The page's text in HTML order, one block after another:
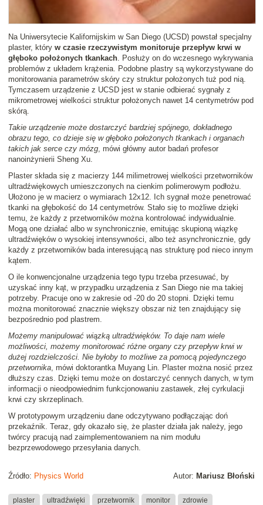
Na Uniwersytecie Kalifornijskim w San Diego (UCSD) powstał specjalny
plaster, który w czasie rzeczywistym monitoruje przepływ krwi w
głęboko położonych tkankach. Posłuży on do wczesnego wykrywania
problemów z układem krążenia. Podobne plastry są wykorzystywane do
monitorowania parametrów skóry czy struktur położonych tuż pod nią.
Tymczasem urządzenie z UCSD jest w stanie odbierać sygnały z
mikrometrowej wielkości struktur położonych nawet 14 centymetrów pod
skórą.
Takie urządzenie może dostarczyć bardziej spójnego, dokładnego
obrazu tego, co dzieje się w głęboko położonych tkankach i organach
takich jak serce czy mózg, mówi główny autor badań profesor
nanoinżynierii Sheng Xu.
Plaster składa się z macierzy 144 milimetrowej wielkości przetworników
ultradźwiękowych umieszczonych na cienkim polimerowym podłożu.
Ułożono je w macierz o wymiarach 12x12. Ich sygnał może penetrować
tkanki na głębokość do 14 centymetrów. Stało się to możliwe dzięki
temu, że każdy z przetworników można kontrolować indywidualnie.
Mogą one działać albo w synchronicznie, emitując skupioną wiązkę
ultradźwięków o wysokiej intensywności, albo też asynchronicznie, gdy
każdy z przetworników bada interesującą nas strukturę pod nieco innym
kątem.
O ile konwencjonalne urządzenia tego typu trzeba przesuwać, by
uzyskać inny kąt, w przypadku urządzenia z San Diego nie ma takiej
potrzeby. Pracuje ono w zakresie od -20 do 20 stopni. Dzięki temu
można monitorować znacznie większy obszar niż ten znajdujący się
bezpośrednio pod plastrem.
Możemy manipulować wiązką ultradźwięków. To daje nam wiele
możliwości, możemy monitorować różne organy czy przepływ krwi w
dużej rozdzielczości. Nie byłoby to możliwe za pomocą pojedynczego
przetwornika, mówi doktorantka Muyang Lin. Plaster można nosić przez
dłuższy czas. Dzięki temu może on dostarczyć cennych danych, w tym
informacji o nieodpowiednim funkcjonowaniu zastawek, złej cyrkulacji
krwi czy skrzeplinach.
W prototypowym urządzeniu dane odczytywano podłączając doń
przekaźnik. Teraz, gdy okazało się, że plaster działa jak należy, jego
twórcy pracują nad zaimplementowaniem na nim modułu
bezprzewodowego przesyłania danych.
Autor: Mariusz Błoński
Źródło: Physics World
plaster ultradźwięki przetwornik monitor zdrowie